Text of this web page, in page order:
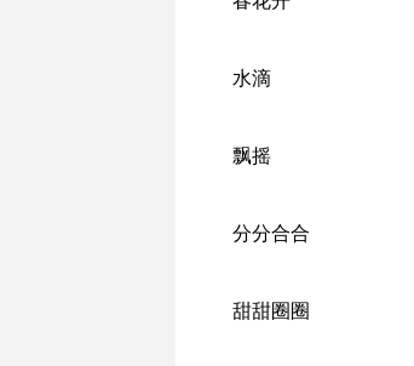
水滴
飘摇
分分合合
甜甜圈圈